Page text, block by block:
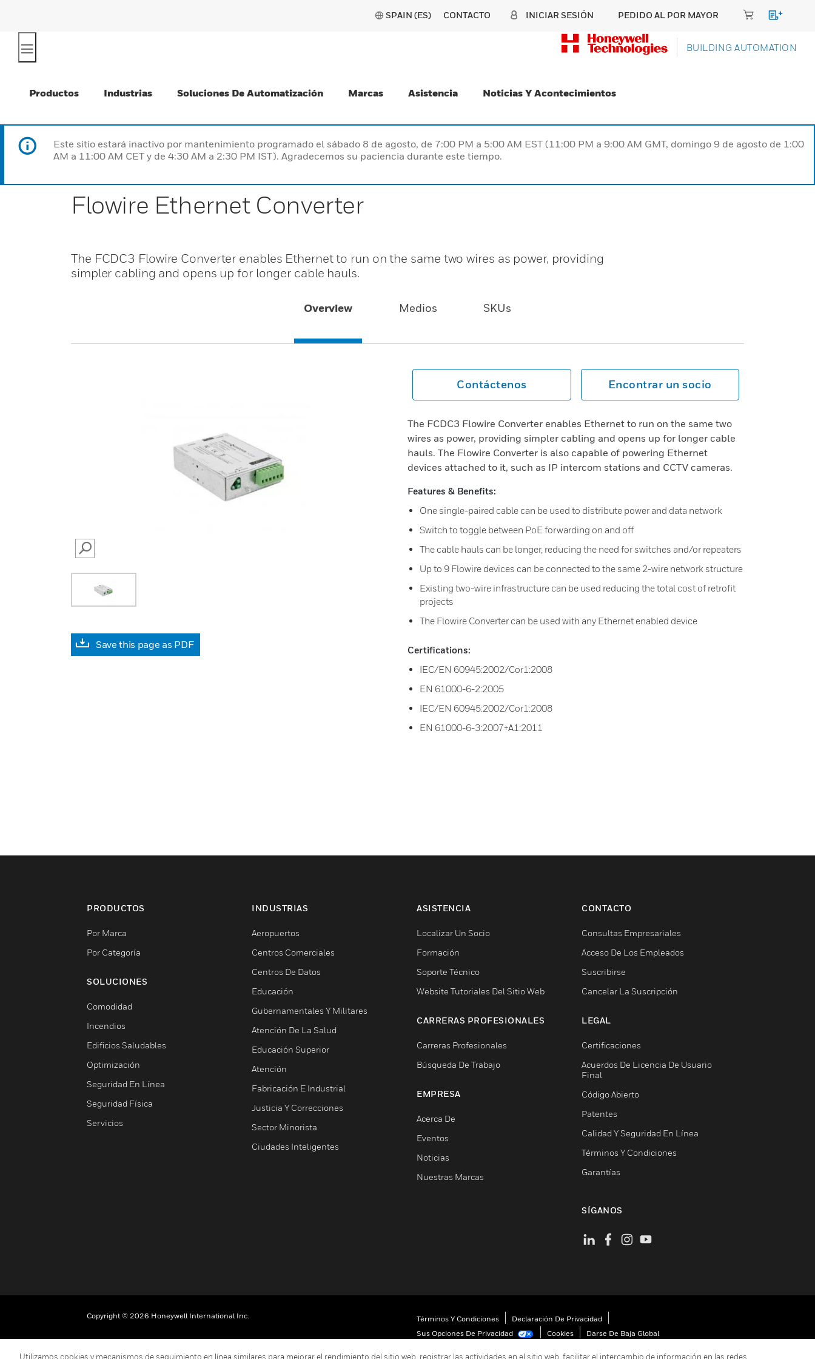
SPAIN (ES) CONTACTO INICIAR SESIÓN PEDIDO AL POR MAYOR
BUILDING AUTOMATION
Productos Industrias Soluciones De Automatización Marcas Asistencia Noticias Y Acontecimientos
Este sitio estará inactivo por mantenimiento programado el sábado 8 de agosto, de 7:00 PM a 5:00 AM EST (11:00 PM a 9:00 AM GMT, domingo 9 de agosto de 1:00
AM a 11:00 AM CET y de 4:30 AM a 2:30 PM IST). Agradecemos su paciencia durante este tiempo.
Flowire Ethernet Converter
The FCDC3 Flowire Converter enables Ethernet to run on the same two wires as power, providing
simpler cabling and opens up for longer cable hauls.
Overview Medios SKUs
SEARCH
Save this page as PDF
Contáctenos Encontrar un socio
The FCDC3 Flowire Converter enables Ethernet to run on the same two
wires as power, providing simpler cabling and opens up for longer cable
hauls. The Flowire Converter is also capable of powering Ethernet
devices attached to it, such as IP intercom stations and CCTV cameras.
Features & Benefits:
One single-paired cable can be used to distribute power and data network
Switch to toggle between PoE forwarding on and off
The cable hauls can be longer, reducing the need for switches and/or repeaters
Up to 9 Flowire devices can be connected to the same 2-wire network structure
Existing two-wire infrastructure can be used reducing the total cost of retrofit
projects
The Flowire Converter can be used with any Ethernet enabled device
Certifications:
IEC/EN 60945:2002/Cor1:2008
EN 61000-6-2:2005
IEC/EN 60945:2002/Cor1:2008
EN 61000-6-3:2007+A1:2011
PRODUCTOS
Por Marca
Por Categoría
SOLUCIONES
Comodidad
Incendios
Edificios Saludables
Optimización
Seguridad En Línea
Seguridad Física
Servicios
INDUSTRIAS
Aeropuertos
Centros Comerciales
Centros De Datos
Educación
Gubernamentales Y Militares
Atención De La Salud
Educación Superior
Atención
Fabricación E Industrial
Justicia Y Correcciones
Sector Minorista
Ciudades Inteligentes
ASISTENCIA
Localizar Un Socio
Formación
Soporte Técnico
Website Tutoriales Del Sitio Web
CARRERAS PROFESIONALES
Carreras Profesionales
Búsqueda De Trabajo
EMPRESA
Acerca De
Eventos
Noticias
Nuestras Marcas
CONTACTO
Consultas Empresariales
Acceso De Los Empleados
Suscribirse
Cancelar La Suscripción
LEGAL
Certificaciones
Acuerdos De Licencia De Usuario
Final
Código Abierto
Patentes
Calidad Y Seguridad En Línea
Términos Y Condiciones
Garantías
SÍGANOS
Copyright © 2026 Honeywell International Inc. Términos Y Condiciones
Declaración De Privacidad
Sus Opciones De Privacidad
Cookies Darse De Baja Global
Utilizamos cookies y mecanismos de seguimiento en línea similares para mejorar el rendimiento del sitio web, registrar las actividades en el sitio web, facilitar el intercambio de información en las redes